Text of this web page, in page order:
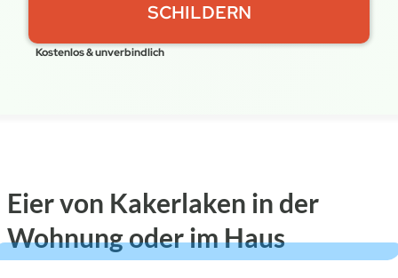
SCHILDERN
Kostenlos & unverbindlich
Eier von Kakerlaken in der
Wohnung oder im Haus